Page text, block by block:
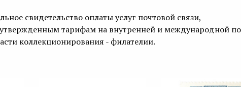
свидетельство оплаты услуг почтовой связи,
тарифам на внутренней и международной
коллекционирования - филателии.